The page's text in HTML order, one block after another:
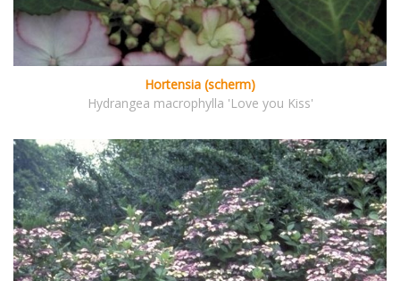
Hortensia (scherm)
Hydrangea macrophylla 'Love you Kiss'